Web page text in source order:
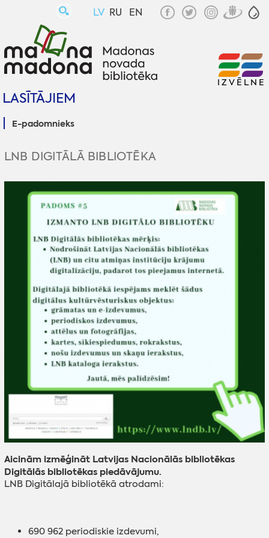
LV RU EN
LASĪTĀJIEM
E-padomnieks
IZVĒLNE
LNB DIGITĀLĀ BIBLIOTĒKA
Aicinām izmēģināt Latvijas Nacionālās bibliotēkas
Digitālās bibliotēkas piedāvājumu.
LNB Digitālajā bibliotēkā atrodami:
‌690 962 periodiskie izdevumi,